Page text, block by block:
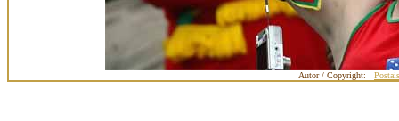
Autor / Copyright: